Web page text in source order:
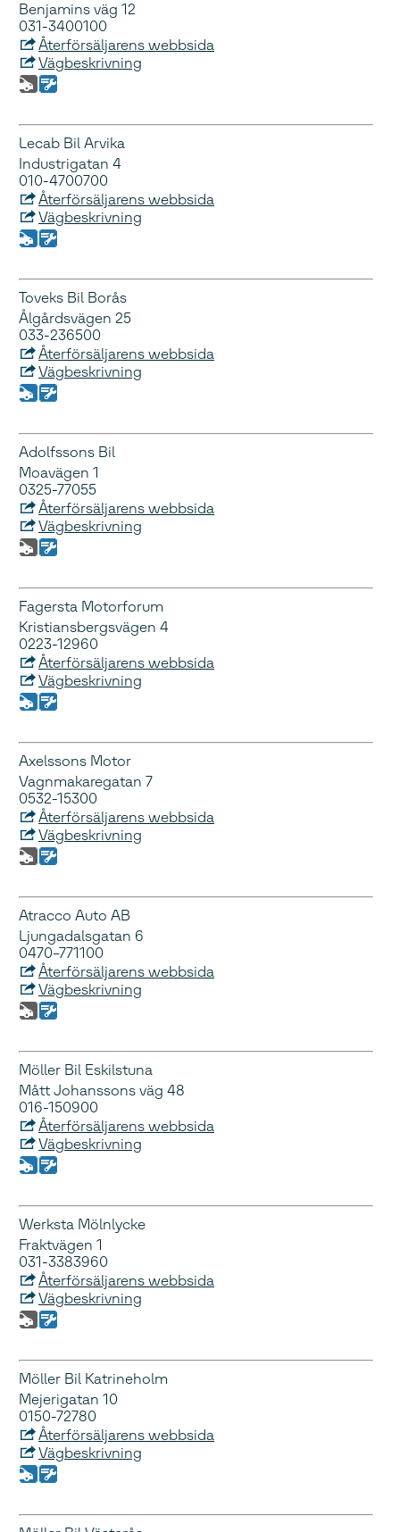
Benjamins väg 12
031-3400100
Återförsäljarens webbsida
Vägbeskrivning
Lecab Bil Arvika
Industrigatan 4
010-4700700
Återförsäljarens webbsida
Vägbeskrivning
Toveks Bil Borås
Ålgårdsvägen 25
033-236500
Återförsäljarens webbsida
Vägbeskrivning
Adolfssons Bil
Moavägen 1
0325-77055
Återförsäljarens webbsida
Vägbeskrivning
Fagersta Motorforum
Kristiansbergsvägen 4
0223-12960
Återförsäljarens webbsida
Vägbeskrivning
Axelssons Motor
Vagnmakaregatan 7
0532-15300
Återförsäljarens webbsida
Vägbeskrivning
Atracco Auto AB
Ljungadalsgatan 6
0470–771100
Återförsäljarens webbsida
Vägbeskrivning
Möller Bil Eskilstuna
Mått Johanssons väg 48
016-150900
Återförsäljarens webbsida
Vägbeskrivning
Werksta Mölnlycke
Fraktvägen 1
031-3383960
Återförsäljarens webbsida
Vägbeskrivning
Möller Bil Katrineholm
Mejerigatan 10
0150-72780
Återförsäljarens webbsida
Vägbeskrivning